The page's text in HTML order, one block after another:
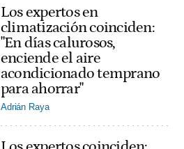
Los expertos en
climatización coinciden:
"En días calurosos,
enciende el aire
acondicionado temprano
para ahorrar"
Adrián Raya